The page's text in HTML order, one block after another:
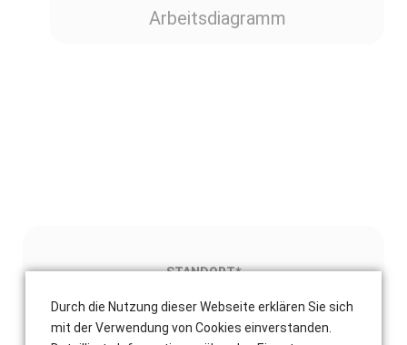
Arbeitsdiagramm
STANDORT*
Durch die Nutzung dieser Webseite erklären Sie sich
mit der Verwendung von Cookies einverstanden.